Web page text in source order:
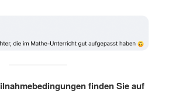
finden Sie auf